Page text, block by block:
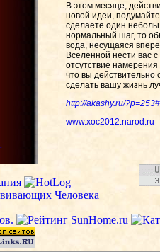
В этом месяце,
новой идеи,
сделаете один
нормальный шаг, то
вода, несущаяся
Вселенной нести вас
отсутствие
что вы действительно
сделать вашу жизнь
http://akashy.ru/
www.xoc2012.narod.ru